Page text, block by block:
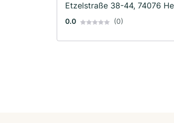
Etzelstraße 38-44, 74076
0.0 (0)